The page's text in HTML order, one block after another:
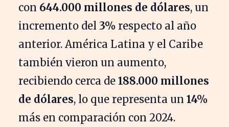
con 644.000 millones de dólares, un
incremento del 3% respecto al año
anterior. América Latina y el Caribe
también vieron un aumento,
recibiendo cerca de 188.000 millones
de dólares, lo que representa un 14%
más en comparación con 2024.